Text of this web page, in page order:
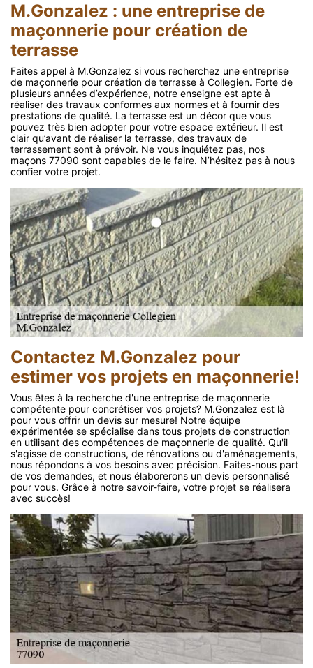
M.Gonzalez : une entreprise de
maçonnerie pour création de
terrasse
Faites appel à M.Gonzalez si vous recherchez une entreprise
de maçonnerie pour création de terrasse à Collegien. Forte de
plusieurs années d’expérience, notre enseigne est apte à
réaliser des travaux conformes aux normes et à fournir des
prestations de qualité. La terrasse est un décor que vous
pouvez très bien adopter pour votre espace extérieur. Il est
clair qu’avant de réaliser la terrasse, des travaux de
terrassement sont à prévoir. Ne vous inquiétez pas, nos
maçons 77090 sont capables de le faire. N’hésitez pas à nous
confier votre projet.
Contactez M.Gonzalez pour
estimer vos projets en maçonnerie!
Vous êtes à la recherche d'une entreprise de maçonnerie
compétente pour concrétiser vos projets? M.Gonzalez est là
pour vous offrir un devis sur mesure! Notre équipe
expérimentée se spécialise dans tous projets de construction
en utilisant des compétences de maçonnerie de qualité. Qu'il
s'agisse de constructions, de rénovations ou d'aménagements,
nous répondons à vos besoins avec précision. Faites-nous part
de vos demandes, et nous élaborerons un devis personnalisé
pour vous. Grâce à notre savoir-faire, votre projet se réalisera
avec succès!